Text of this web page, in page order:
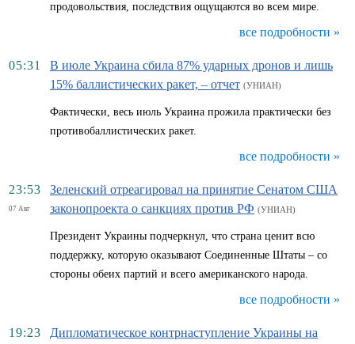
продовольствия, последствия ощущаются во всем мире.
все подробности »
05:31
В июле Украина сбила 87% ударных дронов и лишь
15% баллистических ракет, – отчет (УНИАН)
Фактически, весь июль Украина прожила практически без
противобаллистических ракет.
все подробности »
23:53
07 Авг
Зеленский отреагировал на принятие Сенатом США
законопроекта о санкциях против РФ (УНИАН)
Президент Украины подчеркнул, что страна ценит всю
поддержку, которую оказывают Соединенные Штаты – со
стороны обеих партий и всего американского народа.
все подробности »
19:23
Дипломатическое контрнаступление Украины на